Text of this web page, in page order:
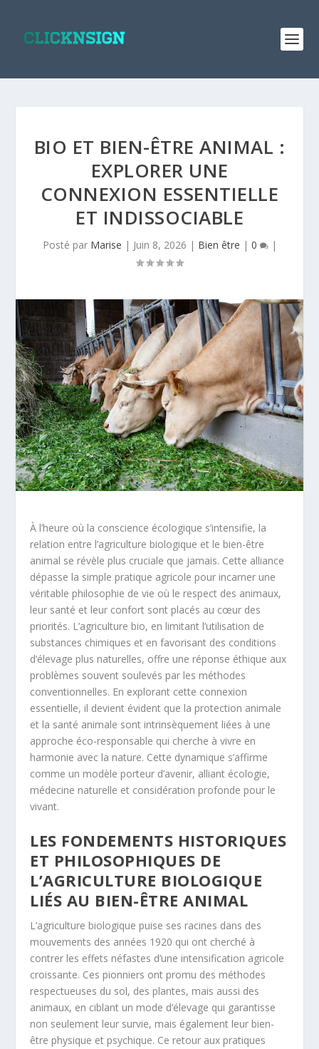
BIO ET BIEN-ÊTRE ANIMAL :
EXPLORER UNE
CONNEXION ESSENTIELLE
ET INDISSOCIABLE
Posté par Marise | Juin 8, 2026 | Bien être | 0 |
À l’heure où la conscience écologique s’intensifie, la
relation entre l’agriculture biologique et le bien-être
animal se révèle plus cruciale que jamais. Cette alliance
dépasse la simple pratique agricole pour incarner une
véritable philosophie de vie où le respect des animaux,
leur santé et leur confort sont placés au cœur des
priorités. L’agriculture bio, en limitant l’utilisation de
substances chimiques et en favorisant des conditions
d’élevage plus naturelles, offre une réponse éthique aux
problèmes souvent soulevés par les méthodes
conventionnelles. En explorant cette connexion
essentielle, il devient évident que la protection animale
et la santé animale sont intrinsèquement liées à une
approche éco-responsable qui cherche à vivre en
harmonie avec la nature. Cette dynamique s’affirme
comme un modèle porteur d’avenir, alliant écologie,
médecine naturelle et considération profonde pour le
vivant.
LES FONDEMENTS HISTORIQUES
ET PHILOSOPHIQUES DE
L’AGRICULTURE BIOLOGIQUE
LIÉS AU BIEN-ÊTRE ANIMAL
L’agriculture biologique puise ses racines dans des
mouvements des années 1920 qui ont cherché à
contrer les effets néfastes d’une intensification agricole
croissante. Ces pionniers ont promu des méthodes
respectueuses du sol, des plantes, mais aussi des
animaux, en ciblant un mode d’élevage qui garantisse
non seulement leur survie, mais également leur bien-
être physique et psychique. Ce retour aux pratiques